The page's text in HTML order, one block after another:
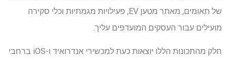
של תאומים, מאתר מטען EV, פעילויות מגמתיות וכלי סקירה
מועילים עבור העסקים המועדפים עליך.
חלק מהתכונות הללו יוצאות כעת למכשירי אנדרואיד ו-iOS ברחבי